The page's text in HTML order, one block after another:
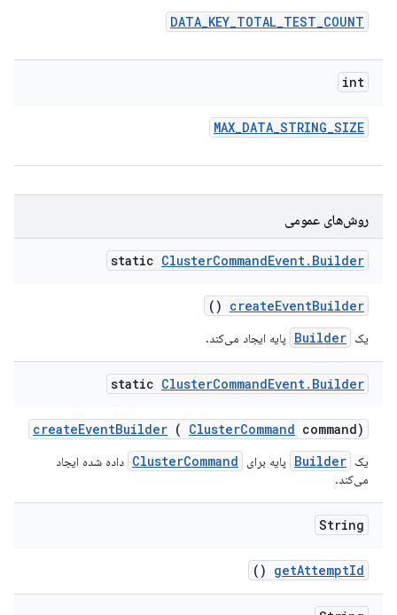
DATA_KEY_TOTAL_TEST_COUNT
int
MAX_DATA_STRING_SIZE
روش‌های عمومی
static ClusterCommandEvent. Builder
createEventBuilder
()
یک Builder پایه ایجاد می‌کند.
static ClusterCommandEvent. Builder
createEventBuilder ( ClusterCommand command)
یک Builder پایه برای ClusterCommand داده شده ایجاد
می‌کند.
String
getAttemptId
()